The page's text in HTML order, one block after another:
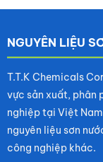
NGUYÊN LIỆU
T.T.K Chemicals
vực sản xuất, phân
nghiệp tại Việt
nguyên liệu sơn
công nghiệp khác.